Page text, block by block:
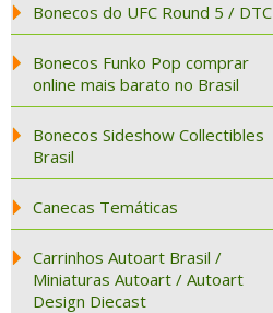
Bonecos do UFC Round 5 / DTC
Bonecos Funko Pop comprar
online mais barato no Brasil
Bonecos Sideshow Collectibles
Brasil
Canecas Temáticas
Carrinhos Autoart Brasil /
Miniaturas Autoart / Autoart
Design Diecast